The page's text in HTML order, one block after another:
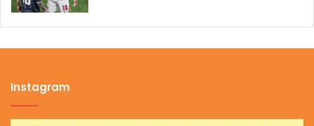
Instagram